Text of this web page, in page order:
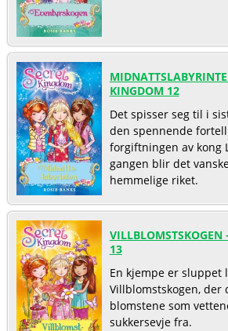
KINGDOM 12
Det spisser seg til i
den spennende
forgiftningen av kong
gangen blir det
hemmelige riket.
VILLBLOMSTSKOGEN
13
En kjempe er sluppet
Villblomstskogen, der
blomstene som
sukkersevje fra.